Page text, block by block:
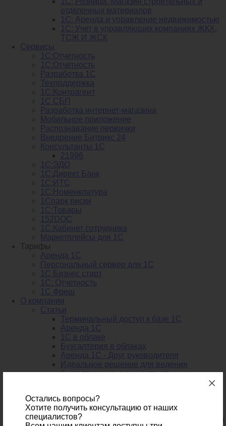
отделочных материалов
1С: Аренда и управление недвижимостью
1C: Учет в управляющих компаниях ЖКХ,
ТСЖ И ЖСК
Сервисы
1С:Отчетность
1С:Отчетность
Разработка 1С
Техподдержка
1С:Контрагент
1С СБП
Разработка интернет-магазина
Мобильное приложение
Распознавание первички
Внедрение Битрикс 24
Консультанты 1С
21996
1С:ЭДО
1С:Директ Банк
1С:ИТС
1С:Номенклатура
1Спарк риски
1С:Товары
152DOC
1С:Кабинет сотрудника
Маркетплейсы для 1С
Тарифы
Аренда 1С
Персональный сервер для 1С
1С Бизнес старт
1С: Отчетность
1C Фреш
О компании
Статьи
Терминальный доступ к базе 1С
Аренда 1С
1С в облаке
Бухгалтерия в облаках
Аренда 1С - Друг руководителя
Идеальное решение для ведения
бухгалтерии уже существует
1С торговля онлайн в облаке - бесплатное
Аренда виртуального сервера 1С -
расширение возможностей бизнеса
Преимущества использования дата-центра
Остались вопросы?
Хотите получить консультацию от наших
специалистов?